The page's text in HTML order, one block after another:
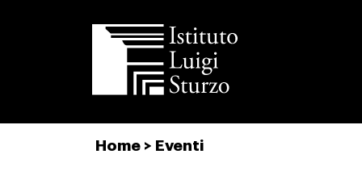
Istituto
Luigi
Home > Eventi